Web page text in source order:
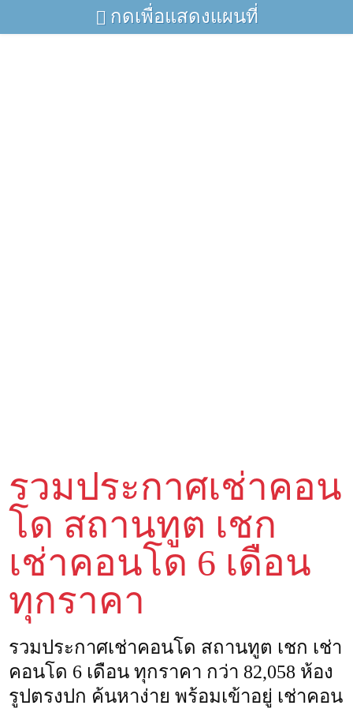
กดเพื่อแสดงแผนที่
รวมประกาศเช่าคอน
โด สถานทูต เชก
เช่าคอนโด 6 เดือน
ทุกราคา
รวมประกาศเช่าคอนโด สถานทูต เชก เช่า
คอนโด 6 เดือน ทุกราคา กว่า 82,058 ห้อง
รูปตรงปก ค้นหาง่าย พร้อมเข้าอยู่ เช่าคอน